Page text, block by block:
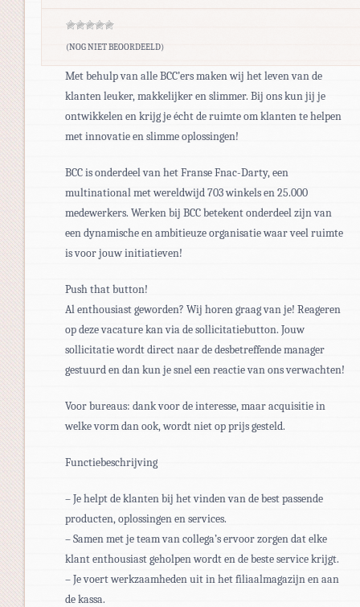
(NOG NIET BEOORDEELD)
Met behulp van alle BCC’ers maken wij het leven van de
klanten leuker, makkelijker en slimmer. Bij ons kun jij je
ontwikkelen en krijg je écht de ruimte om klanten te helpen
met innovatie en slimme oplossingen!
BCC is onderdeel van het Franse Fnac-Darty, een
multinational met wereldwijd 703 winkels en 25.000
medewerkers. Werken bij BCC betekent onderdeel zijn van
een dynamische en ambitieuze organisatie waar veel ruimte
is voor jouw initiatieven!
Push that button!
Al enthousiast geworden? Wij horen graag van je! Reageren
op deze vacature kan via de sollicitatiebutton. Jouw
sollicitatie wordt direct naar de desbetreffende manager
gestuurd en dan kun je snel een reactie van ons verwachten!
Voor bureaus: dank voor de interesse, maar acquisitie in
welke vorm dan ook, wordt niet op prijs gesteld.
Functiebeschrijving
– Je helpt de klanten bij het vinden van de best passende
producten, oplossingen en services.
– Samen met je team van collega’s ervoor zorgen dat elke
klant enthousiast geholpen wordt en de beste service krijgt.
– Je voert werkzaamheden uit in het filiaalmagazijn en aan
de kassa.